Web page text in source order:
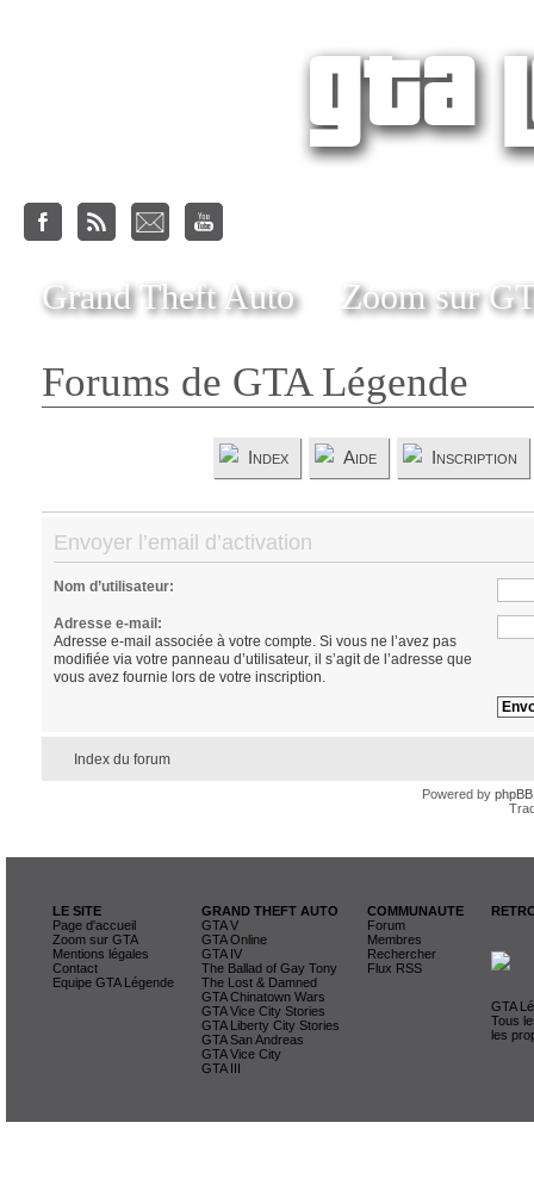
Grand Theft Auto Zoom sur
Forums de GTA Légende
Index Aide Inscription
Envoyer l’email d’activation
Nom d’utilisateur:
Adresse e-mail:
Adresse e-mail associée à votre compte. Si vous ne l’avez pas
modifiée via votre panneau d’utilisateur, il s’agit de l’adresse que
vous avez fournie lors de votre inscription.
Index du forum
Powered by phpBB
LE SITE
Page d'accueil
Zoom sur GTA
Mentions légales
Contact
Equipe GTA Légende
GRAND THEFT AUTO
GTA V
GTA Online
GTA IV
The Ballad of Gay Tony
The Lost & Damned
GTA Chinatown Wars
GTA Vice City Stories
GTA Liberty City Stories
GTA San Andreas
GTA Vice City
GTA III
COMMUNAUTE
Forum
Membres
Rechercher
Flux RSS
GTA
Tous
les